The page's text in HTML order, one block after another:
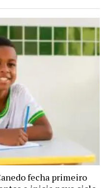
fecha primeiro